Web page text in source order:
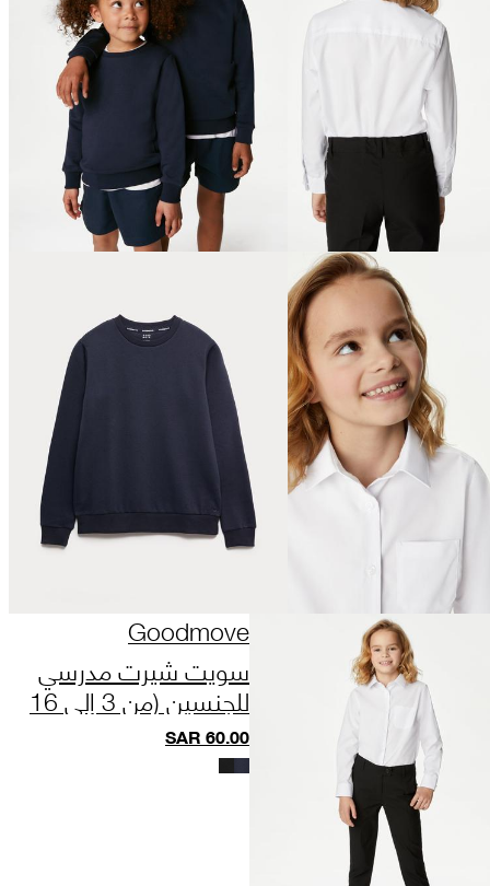
Goodmove
سويت شيرت مدرسي
للجنسين (من 3 إلى 16
سنة)SAR60.00